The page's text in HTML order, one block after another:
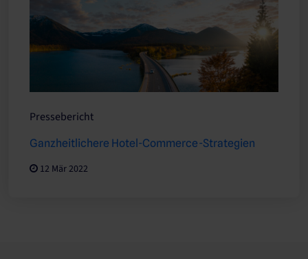
Pressebericht
Ganzheitlichere Hotel-Commerce-Strategien
12 Mär 2022